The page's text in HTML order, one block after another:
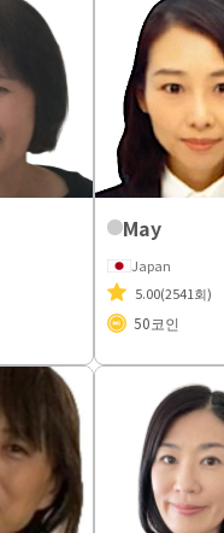
May
Japan
5.00(2541회)
50코인